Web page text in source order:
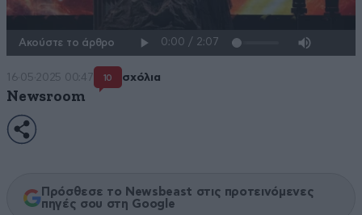
Ακούστε το άρθρο
16·05·2025 00:47 10 σχόλια
Newsroom
Πρόσθεσε το Newsbeast στις προτεινόμενες
πηγές σου στη Google